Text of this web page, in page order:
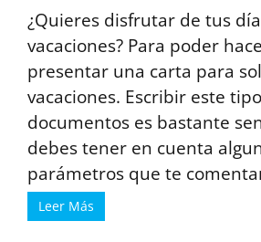
¿Quieres disfrutar de tus
vacaciones? Para poder
presentar una carta para
vacaciones. Escribir este
documentos es bastante
debes tener en cuenta
parámetros que te
Leer Más